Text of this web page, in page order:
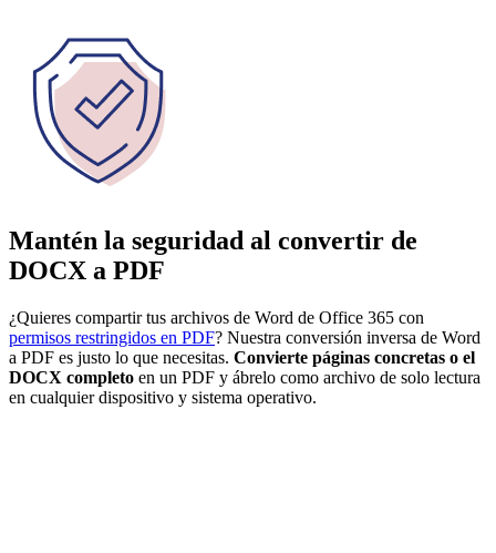
Mantén la seguridad al convertir de
DOCX a PDF
¿Quieres compartir tus archivos de Word de Office 365 con
permisos restringidos en PDF? Nuestra conversión inversa de Word
a PDF es justo lo que necesitas. Convierte páginas concretas o el
DOCX completo en un PDF y ábrelo como archivo de solo lectura
en cualquier dispositivo y sistema operativo.